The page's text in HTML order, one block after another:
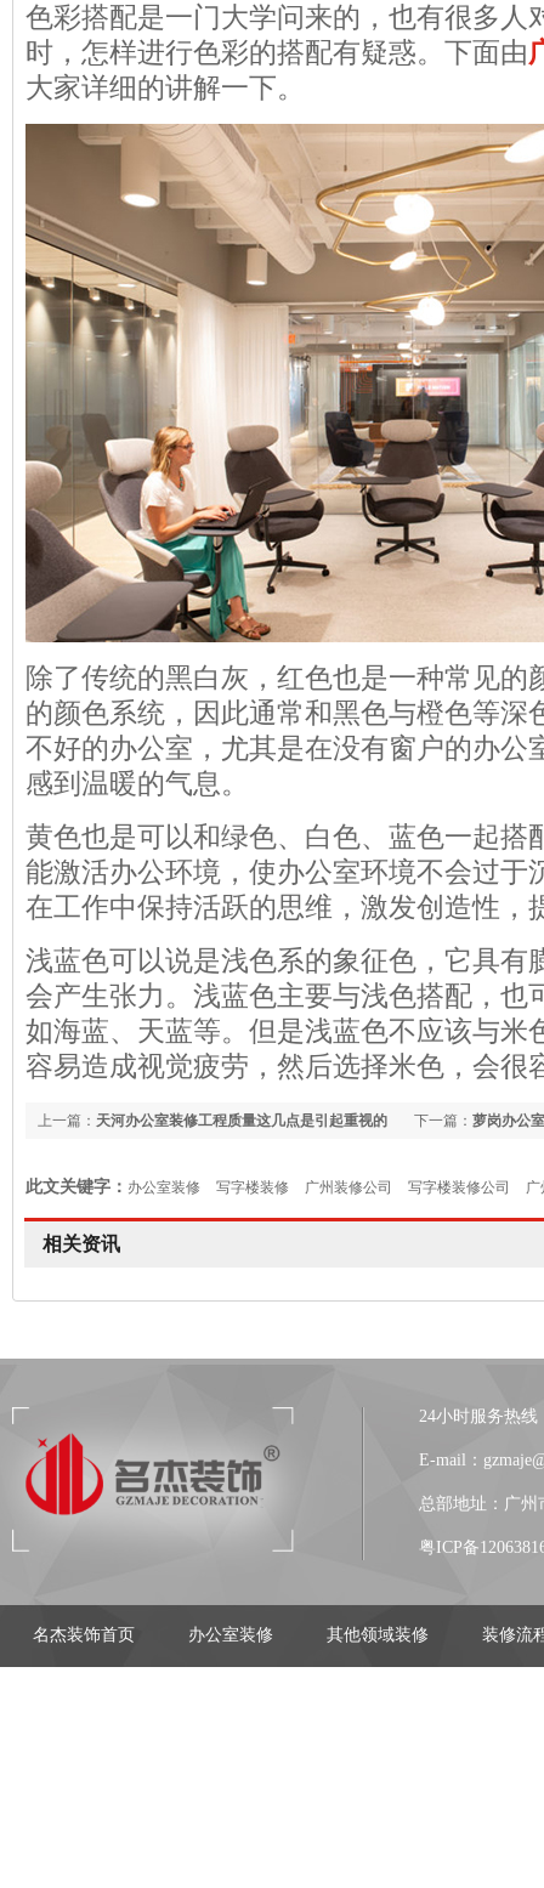
色彩搭配是一门大学问来的，也有很多人
时，怎样进行色彩的搭配有疑惑。下面由
大家详细的讲解一下。
除了传统的黑白灰，红色也是一种常见的
的颜色系统，因此通常和黑色与橙色等深
不好的办公室，尤其是在没有窗户的办公
感到温暖的气息。
黄色也是可以和绿色、白色、蓝色一起搭
能激活办公环境，使办公室环境不会过于
在工作中保持活跃的思维，激发创造性，
浅蓝色可以说是浅色系的象征色，它具有
会产生张力。浅蓝色主要与浅色搭配，也
如海蓝、天蓝等。但是浅蓝色不应该与米
容易造成视觉疲劳，然后选择米色，会很
下一篇： 萝岗办公
上一篇： 天河办公室装修工程质量这几点是引起重视的
此文关键字： 办公室装修 写字楼装修 广州装修公司 写字楼装修公司 广
相关资讯
24小时服务热线
E-mail：
总部地址：广州
粤ICP备
名杰装饰首页 办公室装修 其他领域装修 装修流